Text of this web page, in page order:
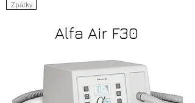
Zpátky
Alfa Air F30